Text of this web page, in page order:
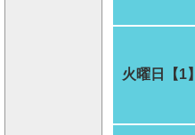
火曜日【1】